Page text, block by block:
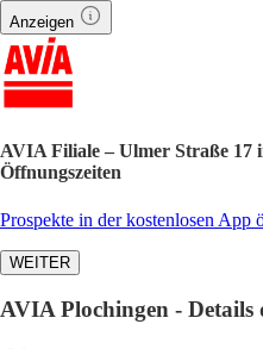
Anzeigen
AVIA Filiale – Ulmer Straße 17
Öffnungszeiten
Prospekte in der kostenlosen App
WEITER
AVIA Plochingen - Details